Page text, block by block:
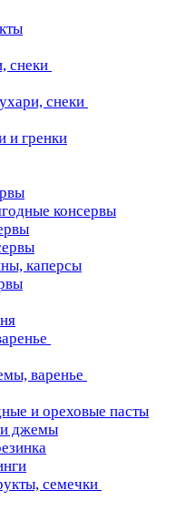
снеки
снеки
и гренки
консервы
каперсы
варенье
и ореховые пасты
джемы
семечки